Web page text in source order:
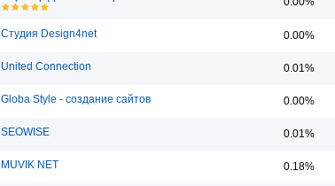
Студия Design4net 0.00%
United Connection 0.01%
Globa Style - создание сайтов 0.00%
SEOWISE 0.01%
MUVIK NET 0.18%